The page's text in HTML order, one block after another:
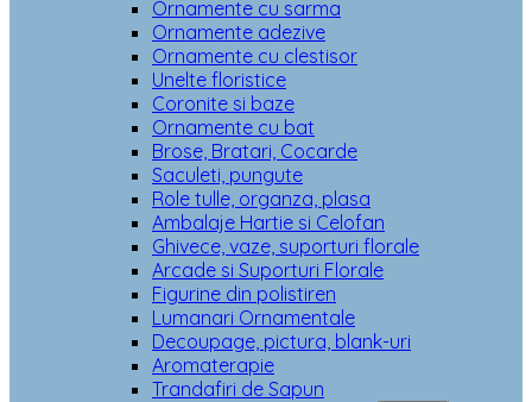
Ornamente cu sarma
Ornamente adezive
Ornamente cu clestisor
Unelte floristice
Coronite si baze
Ornamente cu bat
Brose, Bratari, Cocarde
Saculeti, pungute
Role tulle, organza, plasa
Ambalaje Hartie si Celofan
Ghivece, vaze, suporturi florale
Arcade si Suporturi Florale
Figurine din polistiren
Lumanari Ornamentale
Decoupage, pictura, blank-uri
Aromaterapie
Trandafiri de Sapun